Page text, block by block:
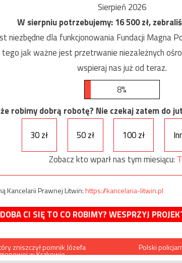
Sierpień 2026
W sierpniu potrzebujemy:16 500zł,
niezbędne dla funkcjonowania Fundacji Magna
jak ważne jest przetrwanie niezależnych
wspieraj nas już od teraz.
8%
robimy dobrą robotę? Nie czekaj zatem do
30 zł
50 zł 100 zł
Zobacz kto wparł nas tym miesiącu:
Kancelarii Prawnej Litwin:https://kancelaria-litwin.pl
CI SIĘ TO CO ROBIMY? WESPRZYJ
zniszczył pomnik Józefa
w Krakowie
Polski